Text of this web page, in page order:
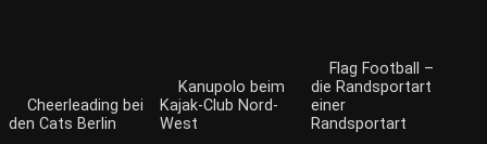
Cheerleading bei
den Cats Berlin
Kanupolo beim
Kajak-Club Nord-
West
Flag Football –
die Randsportart
einer
Randsportart